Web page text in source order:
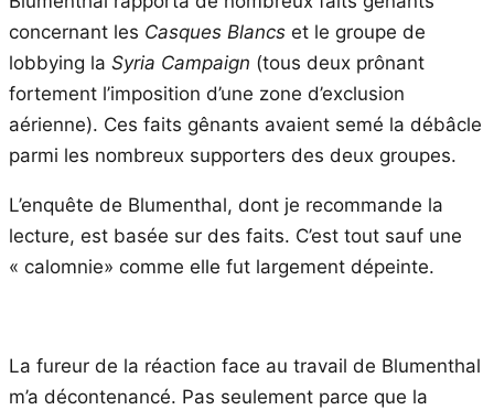
concernant les Casques Blancs et le groupe de
lobbying la Syria Campaign (tous deux prônant
fortement l’imposition d’une zone d’exclusion
aérienne). Ces faits gênants avaient semé la débâcle
parmi les nombreux supporters des deux groupes.
L’enquête de Blumenthal, dont je recommande la
lecture, est basée sur des faits. C’est tout sauf une
« calomnie» comme elle fut largement dépeinte.
La fureur de la réaction face au travail de Blumenthal
m’a décontenancé. Pas seulement parce que la